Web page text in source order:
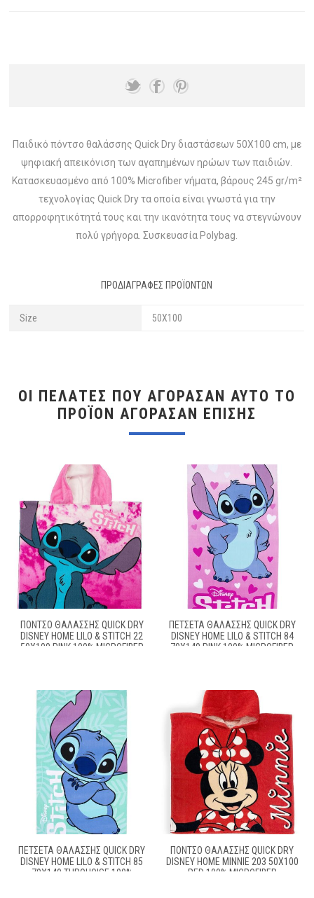
Παιδικό πόντσο θαλάσσης Quick Dry διαστάσεων 50X100 cm, με
ψηφιακή απεικόνιση των αγαπημένων ηρώων των παιδιών.
Κατασκευασμένο από 100% Microfiber νήματα, βάρους 245 gr/m²
τεχνολογίας Quick Dry τα οποία είναι γνωστά για την
απορροφητικότητά τους και την ικανότητα τους να στεγνώνουν
πολύ γρήγορα. Συσκευασία Polybag.
ΠΡΟΔΙΑΓΡΑΦΈΣ ΠΡΟΪΌΝΤΩΝ
Size 50X100
ΟΙ ΠΕΛΆΤΕΣ ΠΟΥ ΑΓΌΡΑΣΑΝ ΑΥΤΌ ΤΟ
ΠΡΟΪΌΝ ΑΓΌΡΑΣΑΝ ΕΠΊΣΗΣ
ΠΌΝΤΣΟ ΘΑΛΆΣΣΗΣ QUICK DRY
DISNEY HOME LILO & STITCH 22
50X100 PINK 100% MICROFIBER
ΠΕΤΣΈΤΑ ΘΑΛΆΣΣΗΣ QUICK DRY
DISNEY HOME LILO & STITCH 84
70X140 PINK 100% MICROFIBER
ΠΕΤΣΈΤΑ ΘΑΛΆΣΣΗΣ QUICK DRY
DISNEY HOME LILO & STITCH 85
70X140 TURQUOISE 100%
ΠΌΝΤΣΟ ΘΑΛΆΣΣΗΣ QUICK DRY
DISNEY HOME MINNIE 203 50X100
RED 100% MICROFIBER